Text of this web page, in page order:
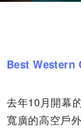
Best Western
去年10月開幕
寬廣的高空戶